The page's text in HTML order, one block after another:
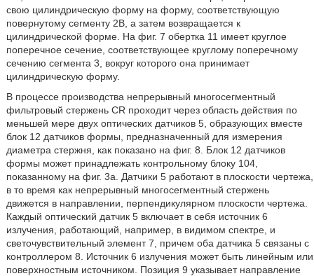
свою цилиндрическую форму на форму, соответствующую
повернутому сегменту 2B, а затем возвращается к
цилиндрической форме. На фиг. 7 обертка 11 имеет круглое
поперечное сечение, соответствующее круглому поперечному
сечению сегмента 3, вокруг которого она принимает
цилиндрическую форму.
В процессе производства непрерывный многосегментный
фильтровый стержень CR проходит через область действия по
меньшей мере двух оптических датчиков 5, образующих вместе
блок 12 датчиков формы, предназначенный для измерения
диаметра стержня, как показано на фиг. 8. Блок 12 датчиков
формы может принадлежать контрольному блоку 104,
показанному на фиг. 3a. Датчики 5 работают в плоскости чертежа,
в то время как непрерывный многосегментный стержень
движется в направлении, перпендикулярном плоскости чертежа.
Каждый оптический датчик 5 включает в себя источник 6
излучения, работающий, например, в видимом спектре, и
светочувствительный элемент 7, причем оба датчика 5 связаны с
контроллером 8. Источник 6 излучения может быть линейным или
поверхностным источником. Позиция 9 указывает направление